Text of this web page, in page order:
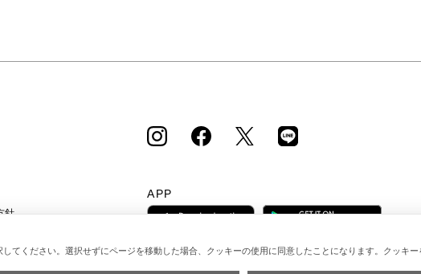
確認後、カスタマーサポートより返品方法を
のうえ、指定の
にてご返送ください。 また、以下の場
済み、あるいはお直しや
したり、汚れ、キズが生じた商品 5.商品
含む）を弊社へご返送いただいた時の状態
針
基づく通販の表記
APP
てください。選択せずにページを移動した場合、クッキーの使用に同意したことになります。クッキ